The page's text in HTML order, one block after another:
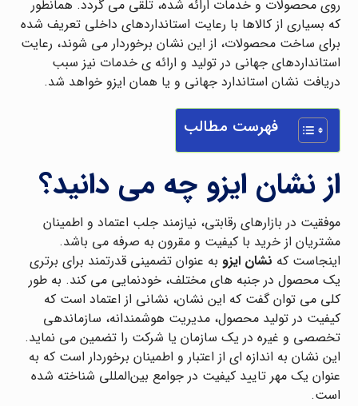
روی محصولات و خدمات ارائه شده، تلقی می گردد. همانطور
که بسیاری از کالاها با رعایت استانداردهای داخلی تعریف شده
برای ساخت محصولات، از این نشان برخوردار می شوند، رعایت
استانداردهای جهانی در تولید و ارائه ی خدمات نیز سبب
دریافت نشان استاندارد جهانی و یا همان ایزو خواهد شد.
فهرست مطالب
از نشان ایزو چه می دانید؟
موفقیت در بازارهای رقابتی، نیازمند جلب اعتماد و اطمینان
مشتریان از خرید با کیفیت و مقرون به صرفه می باشد.
اینجاست که نشان ایزو به عنوان تضمینی قدرتمند برای برتری
یک محصول در جنبه ‌های مختلف، خودنمایی می ‌کند. به طور
کلی می‌ توان گفت که این نشان، نشانی از اعتماد است که
کیفیت در تولید محصول، مدیریت هوشمندانه، سازماندهی
تخصصی و غیره در یک سازمان یا شرکت را تضمین می ‌نماید.
این نشان به اندازه ‌ای از اعتبار و اطمینان برخوردار است که به
عنوان یک مهر تایید کیفیت در جوامع بین‌المللی شناخته شده
است.